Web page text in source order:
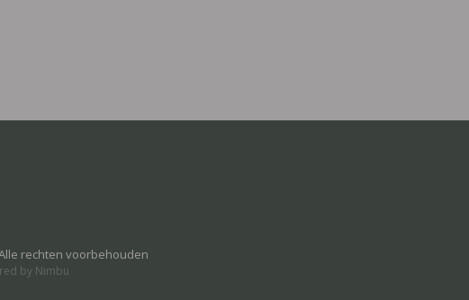
rechten voorbehouden
by Nimbu